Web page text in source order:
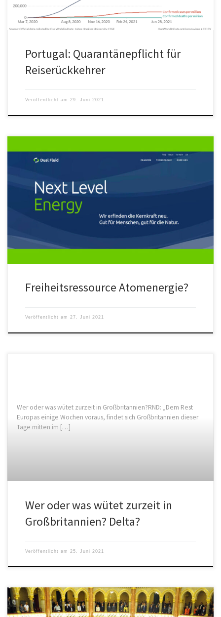
Portugal: Quarantänepflicht für
Reiserückkehrer
Veröffentlicht am 29. Juni 2021
Die Bruchstellen der Corona- ebenso wie die der Klima-Politik
bieten "Freiheitsressourcen", um eine Diktatur zu verhindern.
Freiheitsressource Atomenergie?
Veröffentlicht am 27. Juni 2021
Wer oder was wütet zurzeit in Großbritannien?RND: „Dem Rest
Europas einige Wochen voraus, findet sich Großbritannien dieser
Tage mitten im […]
Wer oder was wütet zurzeit in
Großbritannien? Delta?
Veröffentlicht am 25. Juni 2021